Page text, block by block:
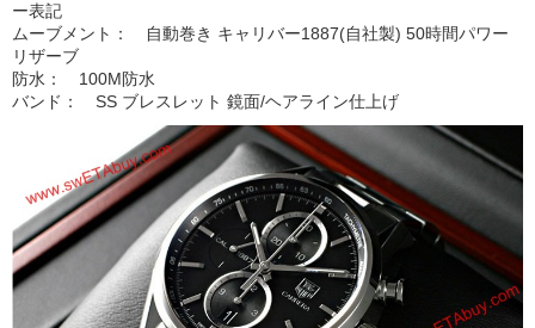
ー表記
ムーブメント： 自動巻き キャリバー1887(自社製) 50時間パワー
リザーブ
防水： 100M防水
バンド： SS ブレスレット 鏡面/ヘアライン仕上げ